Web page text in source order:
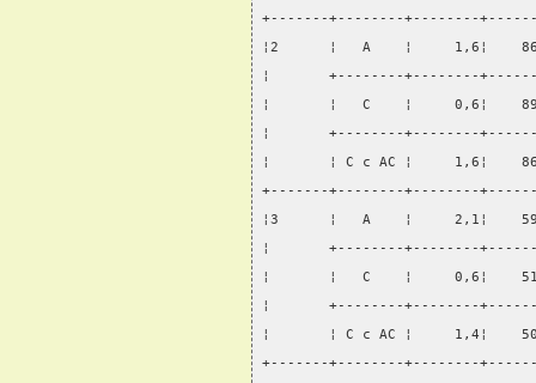
+-------+--------+--------
¦2      ¦   А    ¦     1,6¦
¦       +--------+--------
¦       ¦   С    ¦     0,6¦
¦       +--------+--------
¦       ¦ С с АС ¦     1,6¦
+-------+--------+--------
¦3      ¦   А    ¦     2,1¦
¦       +--------+--------
¦       ¦   С    ¦     0,6¦
¦       +--------+--------
¦       ¦ С с АС ¦     1,4¦
+-------+--------+--------